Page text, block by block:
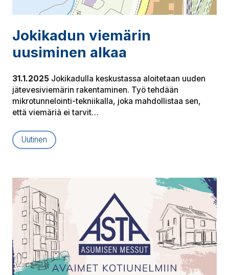
Jokikadun viemärin
uusiminen alkaa
31.1.2025 Jokikadulla keskustassa aloitetaan uuden
jätevesiviemärin rakentaminen. Työ tehdään
mikrotunnelointi-tekniikalla, joka mahdollistaa sen,
että viemäriä ei tarvit…
Uutinen